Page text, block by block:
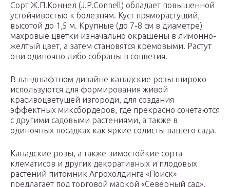
Сорт Ж.П.Коннел (J.P.Connell) обладает повышенной
устойчивостью к болезням. Куст пряморастущий,
высотой до 1,5 м. Крупные (до 7-8 см в диаметре)
махровые цветки изначально окрашены в лимонно-
желтый цвет, а затем становятся кремовыми. Растут
они одиночно либо собраны в соцветия.
В ландшафтном дизайне канадские розы широко
используются для формирования живой
красивоцветущей изгороди, для создания
эффектных миксбордеров, где прекрасно сочетаются
с другими садовыми растениями, а также в
одиночных посадках как яркие солисты вашего сада.
Канадские розы, а также зимостойкие сорта
клематисов и других декоративных и плодовых
растений питомник Агрохолдинга «Поиск»
предлагает под торговой маркой «Северный сад».